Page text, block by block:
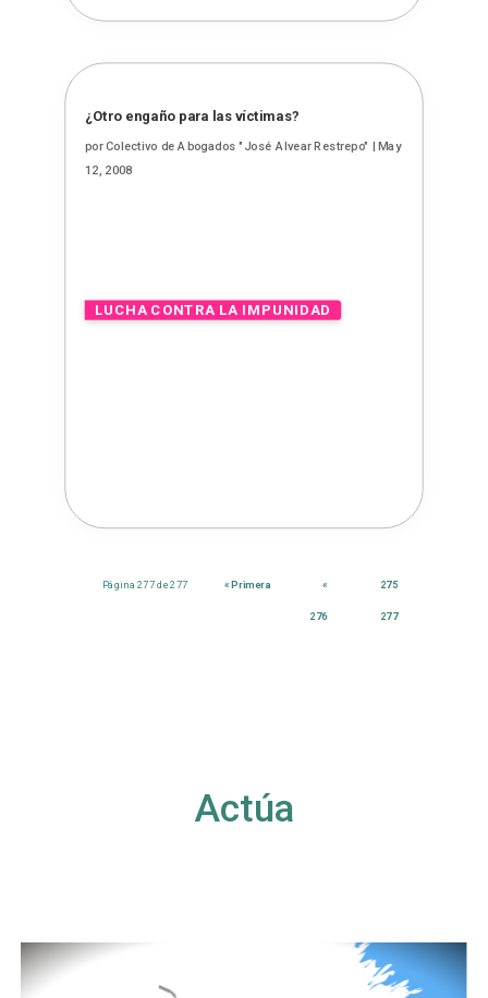
¿Otro engaño para las víctimas?
porColectivo de Abogados "José Alvear Restrepo" |May
12, 2008
Página 277 de 277 « Primera « 275
276 277
Actúa